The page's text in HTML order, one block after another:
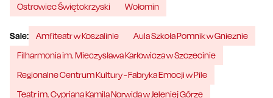
Ostrowiec Świętokrzyski
Wołomin
Sale: Amfiteatr w Koszalinie
Aula Szkoła Pomnik w Gnieznie
Filharmonia im. Mieczysława Karłowicza w Szczecinie
Regionalne Centrum Kultury - Fabryka Emocji w Pile
Teatr im. Cypriana Kamila Norwida w Jeleniej Górze